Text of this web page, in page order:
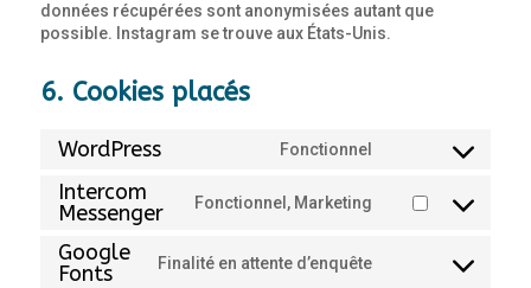
données récupérées sont anonymisées autant que
possible. Instagram se trouve aux États-Unis.
6. Cookies placés
WordPress Fonctionnel
service
Intercom
Messenger
Fonctionnel, Marketing
Consent
Google
Fonts
Finalité en attente d’enquête